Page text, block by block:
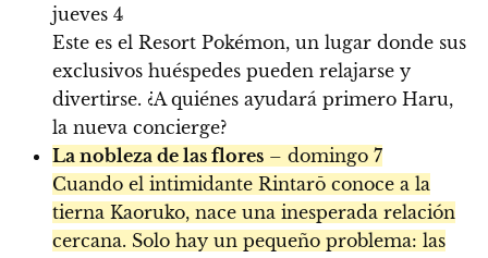
jueves 4
Este es el Resort Pokémon, un lugar donde sus
exclusivos huéspedes pueden relajarse y
divertirse. ¿A quiénes ayudará primero Haru,
la nueva concierge?
La nobleza de las flores – domingo 7
Cuando el intimidante Rintarō conoce a la
tierna Kaoruko, nace una inesperada relación
cercana. Solo hay un pequeño problema: las